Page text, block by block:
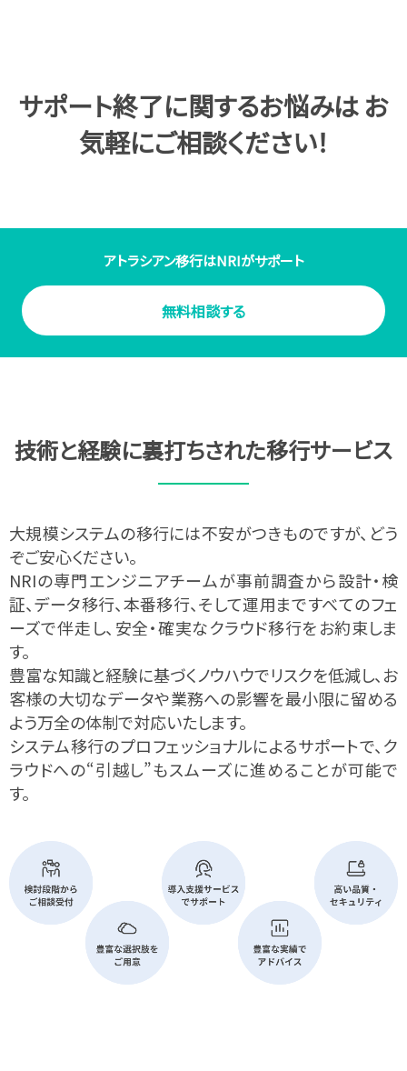
サポート終了に関するお悩みは お
気軽にご相談ください！
アトラシアン移行はNRIがサポート
無料相談する
技術と​経験に​裏打ちされた​移行サービス​
大規模システムの​移行には​不安が​つきものですが、 ​どう
ぞご安心ください。
NRIの専門エンジニアチームが事前調査から設計・検
証、データ移行、本番移行、そして運用まで​すべての​フェ
ーズで​伴走し、​安全・​確実な​クラウド移行を​お約束しま
す。
豊富な​知識と​経験に​基づく​ノウハウで​リスクを​低減し、​お
客様の​大切な​データや​業務への​影響を​最小限に​留める
よう万全の​体制で​対応いたします。
システム移行の​プロフェッショナルに​よる​サポートで、​ク
ラウドへの​“引越し”も​スムーズに​進める​ことが​可能で
す。